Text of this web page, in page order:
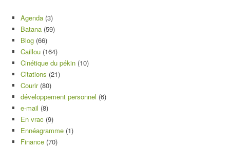
Agenda (3)
Batana (59)
Blog (66)
Caillou (164)
Cinétique du pékin (10)
Citations (21)
Courir(80)
développement personnel (6)
e-mail (8)
En vrac (9)
Ennéagramme (1)
Finance (70)